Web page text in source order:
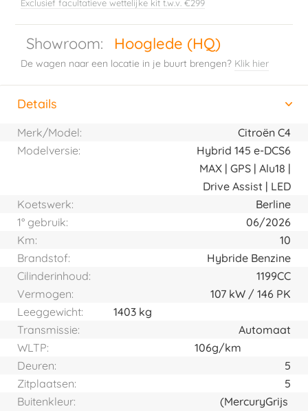
Exclusief facultatieve wettelijke kit t.w.v. €299
Showroom: Hooglede (HQ)
De wagen naar een locatie in je buurt brengen? Klik hier
Horizontal tab group
Details
Merk/Model:
Citroën C4
Modelversie:
Hybrid 145 e-DCS6
MAX | GPS | Alu18 |
Drive Assist | LED
Koetswerk:
Berline
1° gebruik:
06/2026
Km:
10
Brandstof:
Hybride Benzine
Cilinderinhoud:
1199CC
Vermogen:
107kW 146PK
Leeggewicht:
1403 kg
Transmissie:
Automaat
WLTP:
106g/km
Deuren:
5
Zitplaatsen:
5
Buitenkleur:
Grijs
(Mercury